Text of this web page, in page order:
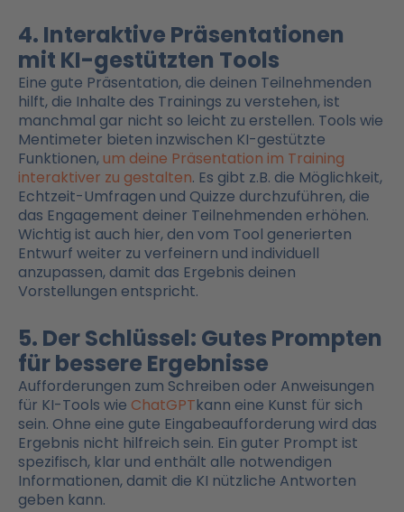
4. Interaktive Präsentationen
mit KI-gestützten Tools
Eine gute Präsentation, die deinen Teilnehmenden
hilft, die Inhalte des Trainings zu verstehen, ist
manchmal gar nicht so leicht zu erstellen. Tools wie
Mentimeter bieten inzwischen KI-gestützte
Funktionen, um deine Präsentation im Training
interaktiver zu gestalten. Es gibt z.B. die Möglichkeit,
Echtzeit-Umfragen und Quizze durchzuführen, die
das Engagement deiner Teilnehmenden erhöhen.
Wichtig ist auch hier, den vom Tool generierten
Entwurf weiter zu verfeinern und individuell
anzupassen, damit das Ergebnis deinen
Vorstellungen entspricht.
5. Der Schlüssel: Gutes Prompten
für bessere Ergebnisse
Aufforderungen zum Schreiben oder Anweisungen
für KI-Tools wie ChatGPTkann eine Kunst für sich
sein. Ohne eine gute Eingabeaufforderung wird das
Ergebnis nicht hilfreich sein. Ein guter Prompt ist
spezifisch, klar und enthält alle notwendigen
Informationen, damit die KI nützliche Antworten
geben kann.